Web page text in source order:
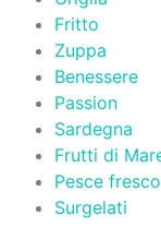
Fritto
Zuppa
Benessere
Passion
Sardegna
Frutti di
Pesce fresco
Surgelati